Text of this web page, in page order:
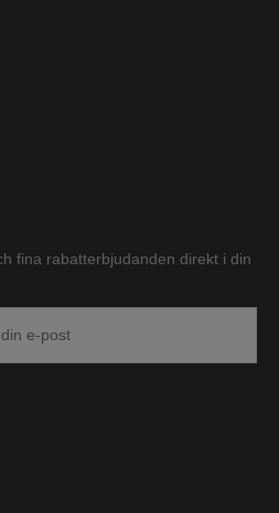
fina rabatterbjudanden direkt i din